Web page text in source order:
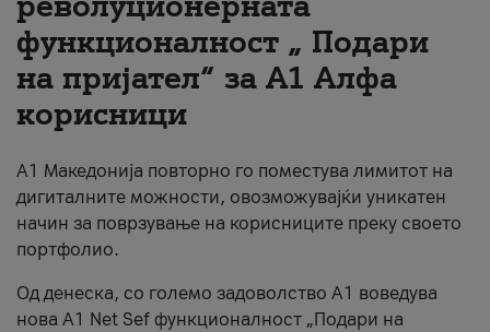
За нас
#ПодобарОнлајн
функционалност „ Подари
на пријател“ за А1 Алфа
корисници
А1 Македонија повторно го поместува лимитот на
дигиталните можности, овозможувајќи уникатен
начин за поврзување на корисниците преку своето
портфолио.
Од денеска, со големо задоволство А1 воведува
нова A1 Net Sef функционалност „Подари на